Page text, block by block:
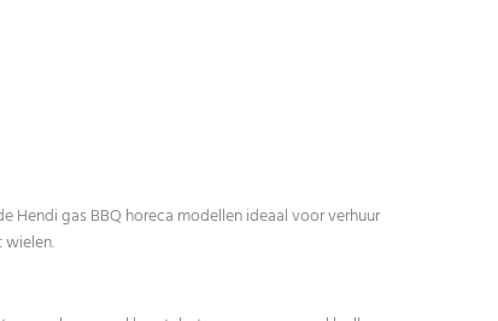
Hendi gas BBQ horeca modellen ideaal voor verhuur